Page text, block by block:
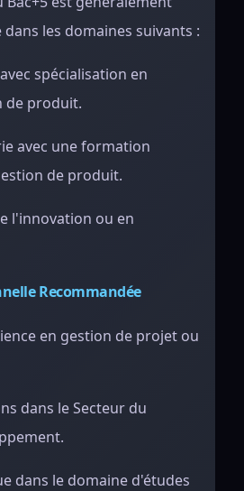
les domaines suivants :
spécialisation en
de produit.
avec une formation
de produit.
l'innovation ou en
Recommandée
en gestion de projet ou
dans le Secteur du
dans le domaine d'études